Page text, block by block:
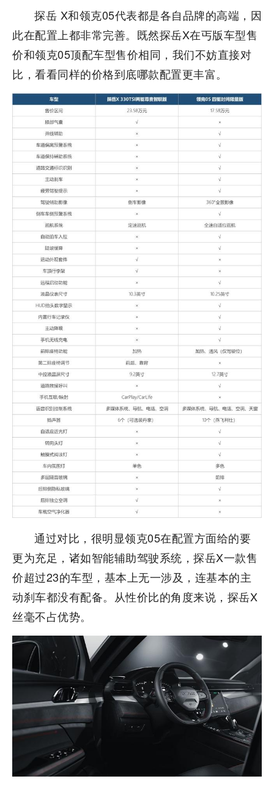
探岳 X和领克05代表都是各自品牌的高端，因
此在配置上都非常完善。既然探岳X在丐版车型售
价和领克05顶配车型售价相同，我们不妨直接对
比，看看同样的价格到底哪款配置更丰富。
通过对比，很明显领克05在配置方面给的要
更为充足，诸如智能辅助驾驶系统，探岳X一款售
价超过23的车型，基本上无一涉及，连基本的主
动刹车都没有配备。从性价比的角度来说，探岳X
丝毫不占优势。